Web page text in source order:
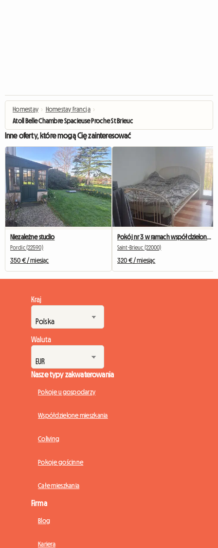
Homestay › Homestay Francja ›
Atoll Belle Chambre Spacieuse Proche St Brieuc
Inne oferty, które mogą Cię zainteresować
Niezależne studio
Pordic (22590)
350 € / miesiąc
Saint-Brieuc (22000)
320 € / miesiąc
Kraj
Waluta
Nasze typy zakwaterowania
Pokoje u gospodarzy
Współdzielone mieszkania
Coliving
Pokoje gościnne
Całe mieszkania
Firma
Blog
Kariera